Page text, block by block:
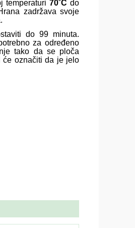
temperaturi70˚C do
zadržava svoje
do 99 minuta.
za određeno
tako da se ploča
će označiti da je jelo